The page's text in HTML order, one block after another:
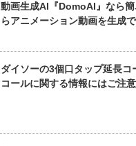
動画生成AI『DomoAI』なら
らアニメーション動画を生成で
ダイソーの3個口タップ延長コ
コールに関する情報にはご注意